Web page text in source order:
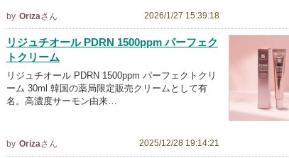
by Orizaさん 2026/1/27 15:39:18
リジュチオール PDRN 1500ppm パーフェク
トクリーム
リジュチオール PDRN 1500ppm パーフェクトクリ
ーム 30ml 韓国の薬局限定販売クリームとして有
名。高濃度サーモン由来…
by Orizaさん 2025/12/28 19:14:21